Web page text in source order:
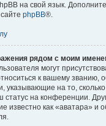
на свой язык.
phpBB®.
рядом с моим
могут
к вашему званию,
указывающие на то,
статус на конференции.
известно как «аватара» и